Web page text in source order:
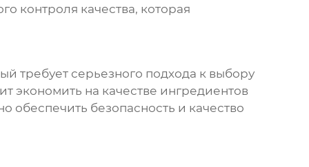
контроля качества, которая
требует серьезного подхода к выбору
экономить на качестве ингредиентов
обеспечить безопасность и качество